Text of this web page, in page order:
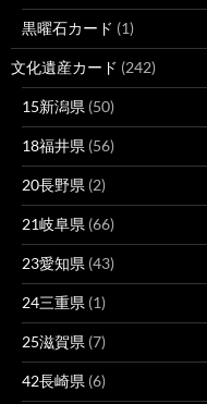
黒曜石カード (1)
文化遺産カード (242)
15新潟県 (50)
18福井県 (56)
20長野県 (2)
21岐阜県 (66)
23愛知県 (43)
24三重県 (1)
25滋賀県 (7)
42長崎県 (6)